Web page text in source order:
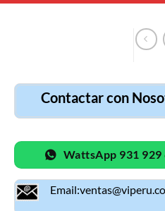
Contactar con
WattsApp 931 929